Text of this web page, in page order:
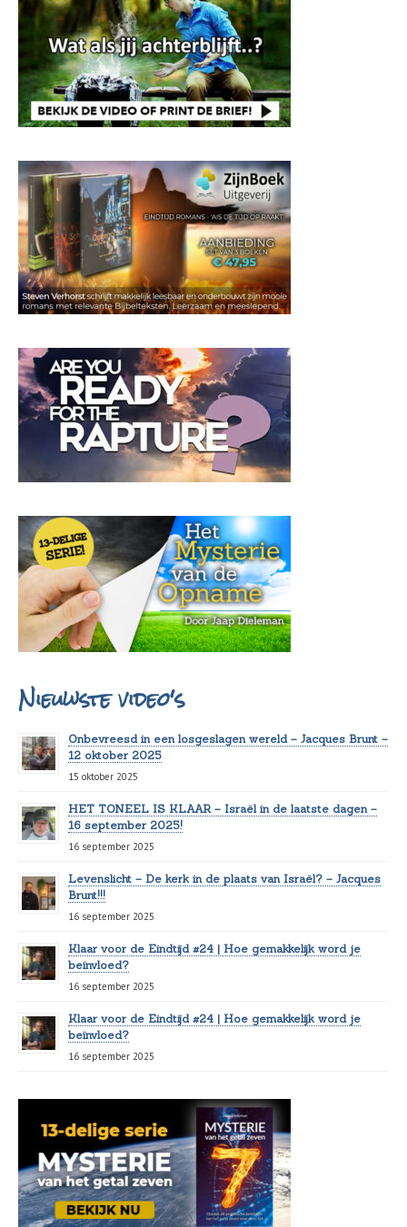
Nieuwste video's
Onbevreesd in een losgeslagen wereld – Jacques Brunt –
12 oktober 2025
15 oktober 2025
HET TONEEL IS KLAAR – Israël in de laatste dagen –
16 september 2025!
16 september 2025
Levenslicht – De kerk in de plaats van Israël? – Jacques
Brunt!!!
16 september 2025
Klaar voor de Eindtijd #24 | Hoe gemakkelijk word je
beïnvloed?
16 september 2025
Klaar voor de Eindtijd #24 | Hoe gemakkelijk word je
beïnvloed?
16 september 2025